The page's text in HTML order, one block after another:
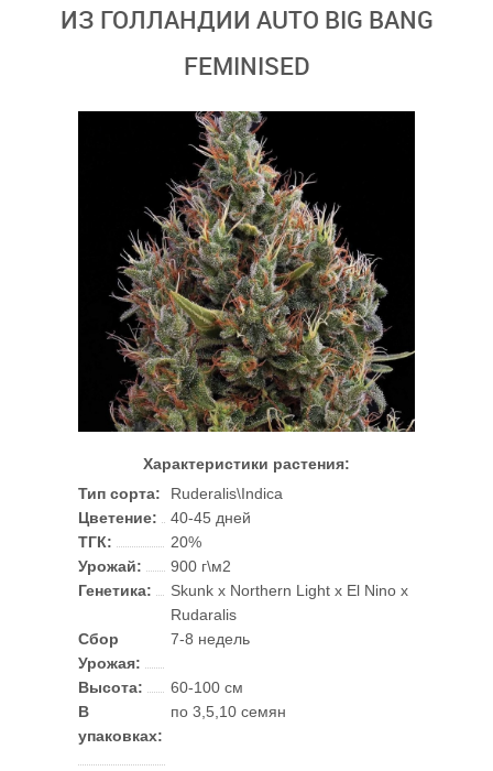
ИЗ ГОЛЛАНДИИ AUTO BIG BANG
FEMINISED
Характеристики растения:
Тип сорта:
Ruderalis\Indica
Цветение:
40-45 дней
ТГК:
20%
Урожай:
900 г\м2
Генетика:
Skunk x Northern Light x El Nino x
Rudaralis
Сбор
Урожая:
7-8 недель
Высота:
60-100 см
В
упаковках:
по 3,5,10 семян